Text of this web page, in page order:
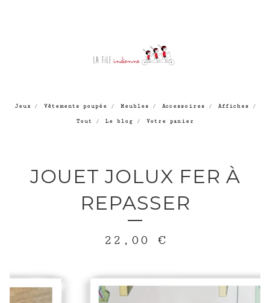
Jeux Vêtements poupée Meubles Accessoires Affiches
Tout Le blog Votre panier
JOUET JOLUX FER À
REPASSER
22,00 €